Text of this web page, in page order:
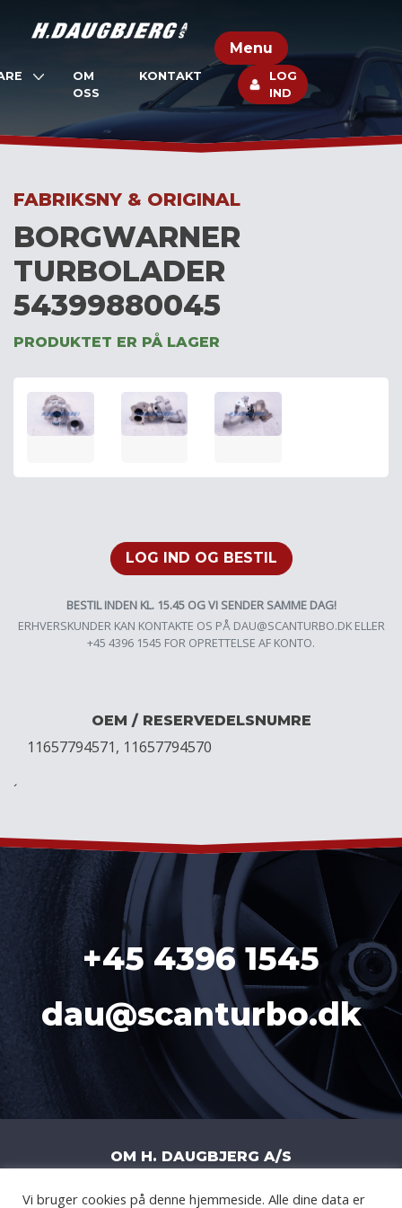
Menu
OM
OSS
KONTAKT
LOG
IND
FABRIKSNY & ORIGINAL
BORGWARNER
TURBOLADER
54399880045
PRODUKTET ER PÅ LAGER
LOG IND OG BESTIL
BESTIL INDEN KL. 15.45 OG VI SENDER SAMME DAG!
ERHVERSKUNDER KAN KONTAKTE OS PÅ DAU@SCANTURBO.DKELLER
+45 4396 1545 FOR OPRETTELSE AF KONTO.
OEM / RESERVEDELSNUMRE
11657794571, 11657794570
´
+45 4396 1545
dau@scanturbo.dk
OM H. DAUGBJERG A/S
Vi bruger cookies på denne hjemmeside. Alle dine data er